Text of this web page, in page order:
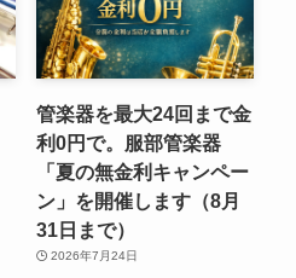
管楽器を最大24回まで金
利0円で。服部管楽器
「夏の無金利キャンペー
ン」を開催します（8月
31日まで）
2026年7月24日